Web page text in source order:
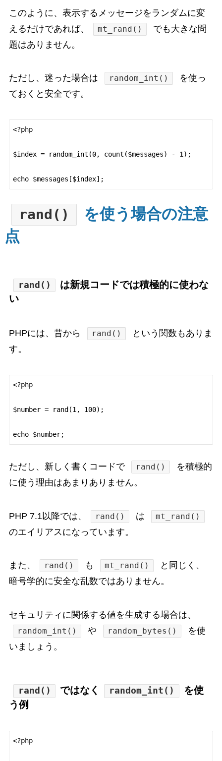
このように、表示するメッセージをランダムに変
えるだけであれば、
mt_rand()
でも大きな問
題はありません。
ただし、迷った場合は random_int()
を使っ
ておくと安全です。
<?php
$index = random_int(0, count($messages) - 1);
rand()
を使う場合の注意
点
rand()
は新規コードでは積極的に使わな
い
PHPには、昔から rand()
という関数もありま
す。
<?php
$number = rand(1, 100);
ただし、新しく書くコードで rand()
を積極的
に使う理由はあまりありません。
PHP 7.1以降では、 rand() は mt_rand()
のエイリアスになっています。
また、 rand() も mt_rand()
と同じく、
暗号学的に安全な乱数ではありません。
セキュリティに関係する値を生成する場合は、
random_int() や random_bytes()
を使
いましょう。
rand() ではなく random_int()
を使
う例
<?php